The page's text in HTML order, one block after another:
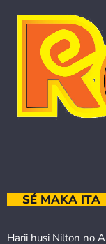
SÉ MAKA ITA
Harii husi Nilton no